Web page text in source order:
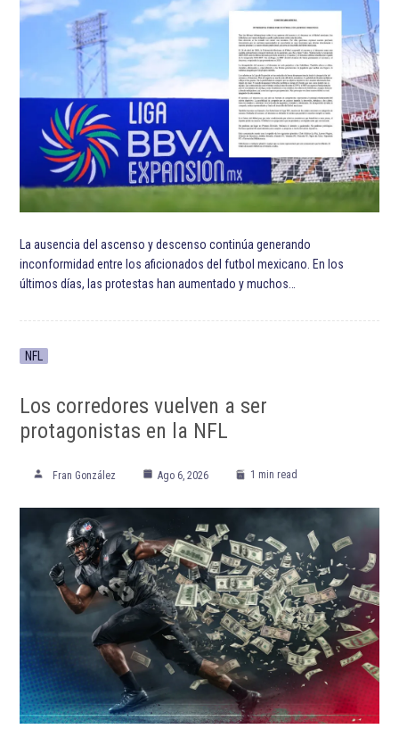
ETIQUETADO: Arsenal Football Club Atlético San Luis
Destacada TOP Destacadas Fichajes Liga MX Liga MX
Liga MX Apertura 2023 Marcelo Flores Premier League
Real Oviedo Segunda División de España